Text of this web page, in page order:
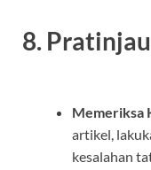
8.
Memeriksa
artikel,
kesalahan